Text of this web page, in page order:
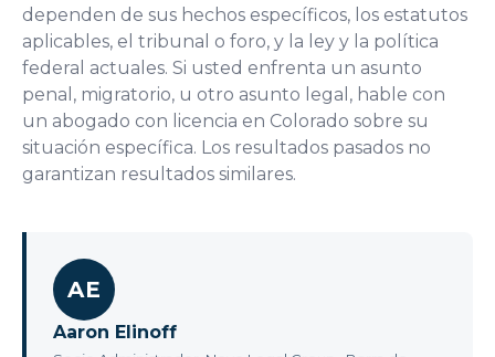
dependen de sus hechos específicos, los estatutos
aplicables, el tribunal o foro, y la ley y la política
federal actuales. Si usted enfrenta un asunto
penal, migratorio, u otro asunto legal, hable con
un abogado con licencia en Colorado sobre su
situación específica. Los resultados pasados no
garantizan resultados similares.
AE
Aaron Elinoff